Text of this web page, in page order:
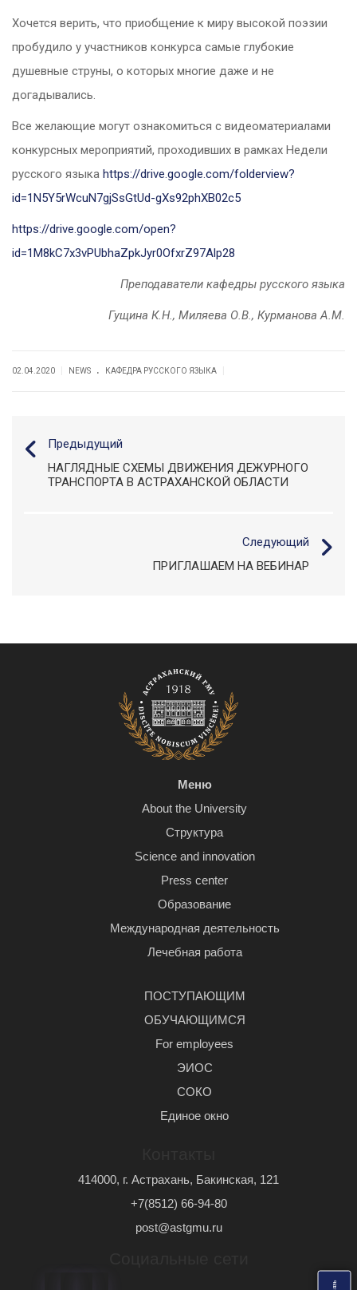
Хочется верить, что приобщение к миру высокой поэзии
пробудило у участников конкурса самые глубокие
душевные струны, о которых многие даже и не
догадывались.
Все желающие могут ознакомиться с видеоматериалами
конкурсных мероприятий, проходивших в рамках Недели
русского языка https://drive.google.com/folderview?
id=1N5Y5rWcuN7gjSsGtUd-gXs92phXB02c5
https://drive.google.com/open?
id=1M8kC7x3vPUbhaZpkJyr0OfxrZ97Alp28
Преподаватели кафедры русского языка
Гущина К.Н., Миляева О.В., Курманова А.М.
02.04.2020 NEWS . КАФЕДРА РУССКОГО ЯЗЫКА
Предыдущий
НАГЛЯДНЫЕ СХЕМЫ ДВИЖЕНИЯ ДЕЖУРНОГО
ТРАНСПОРТА В АСТРАХАНСКОЙ ОБЛАСТИ
Следующий
ПРИГЛАШАЕМ НА ВЕБИНАР
Меню
About the University
Структура
Science and innovation
Press center
Образование
Международная деятельность
Лечебная работа
ПОСТУПАЮЩИМ
ОБУЧАЮЩИМСЯ
For employees
ЭИОС
СОКО
Единое окно
414000, г. Астрахань, Бакинская, 121
+7(8512) 66-94-80
post@astgmu.ru